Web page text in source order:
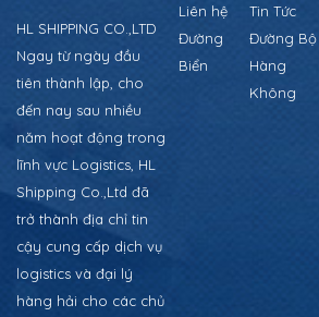
HL SHIPPING CO.,LTD
Ngay từ ngày đầu
tiên thành lập, cho
đến nay sau nhiều
năm hoạt động trong
lĩnh vực Logistics, HL
Shipping Co.,Ltd đã
trở thành địa chỉ tin
cậy cung cấp dịch vụ
logistics và đại lý
hàng hải cho các chủ
Liên hệ
Tin Tức
Đường
Biển
Đường Bộ
Hàng
Không